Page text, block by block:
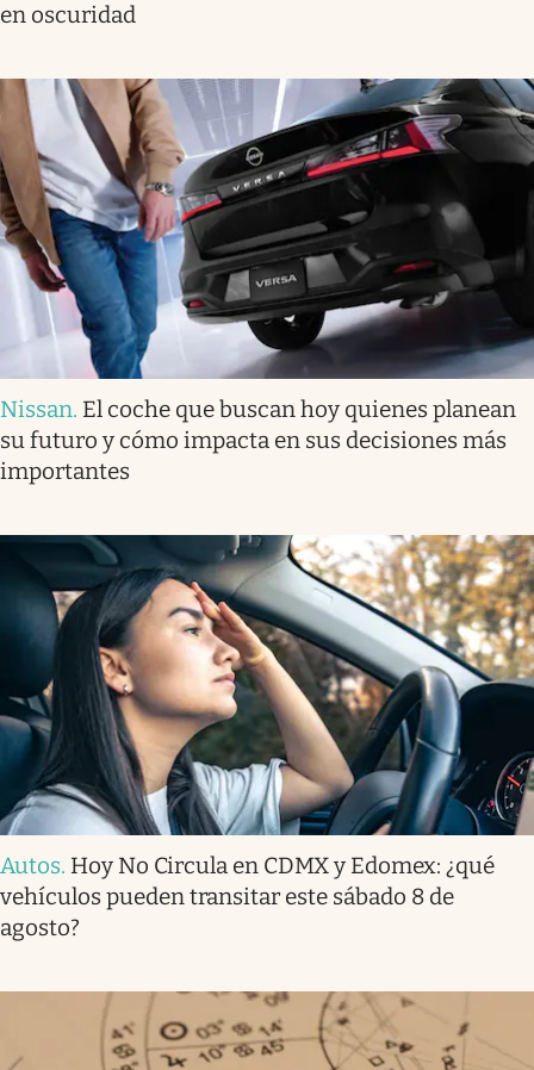
en oscuridad
Nissan. El coche que buscan hoy quienes planean
su futuro y cómo impacta en sus decisiones más
importantes
Autos. Hoy No Circula en CDMX y Edomex: ¿qué
vehículos pueden transitar este sábado 8 de
agosto?